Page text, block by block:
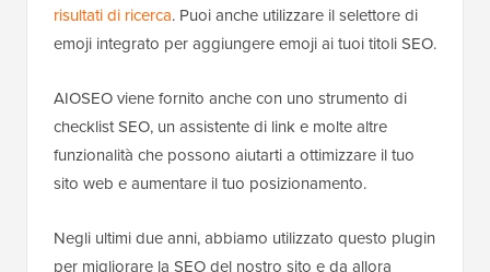
risultati di ricerca. Puoi anche utilizzare il selettore di
emoji integrato per aggiungere emoji ai tuoi titoli SEO.
AIOSEO viene fornito anche con uno strumento di
checklist SEO, un assistente di link e molte altre
funzionalità che possono aiutarti a ottimizzare il tuo
sito web e aumentare il tuo posizionamento.
Negli ultimi due anni, abbiamo utilizzato questo plugin
per migliorare la SEO del nostro sito e da allora